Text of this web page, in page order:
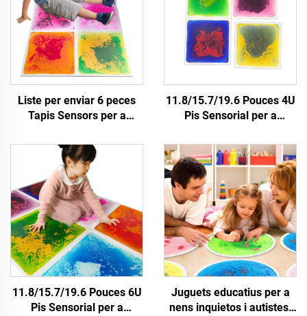
Liste per enviar 6 peces
Tapis Sensors per a
Montessori per a Nens
Rellevament d'Anxietat
Tiles Sensors Líquids
11.8/15.7/19.6 Pouces 4U
Pis Sensorial per a
Sensorial per a Nens,
Conjunt de Teules de Pis
Líquid Antideslissant
11.8/15.7/19.6 Pouces 6U
Pis Sensorial per a
Juguets educatius per a
nens inquietos i autistes,